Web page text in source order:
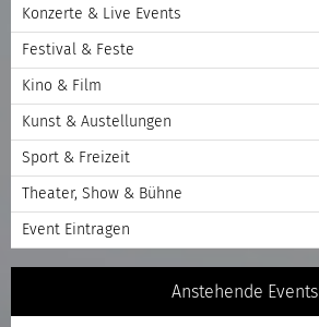
Konzerte & Live Events
Festival & Feste
Kino & Film
Kunst & Austellungen
Sport & Freizeit
Theater, Show & Bühne
Event Eintragen
Anstehende Events